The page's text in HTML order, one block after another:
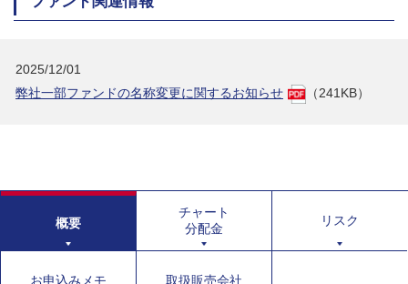
2025/12/01
弊社一部ファンドの名称変更に関するお知らせ
（241KB）
概要
チャート
分配金
リスク
お申込みメモ 取扱販売会社